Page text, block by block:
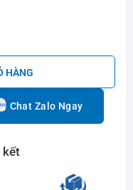
HÀNG
Chat Zalo Ngay
kết